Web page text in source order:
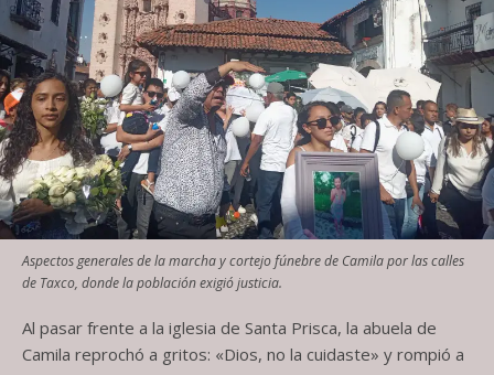
Aspectos generales de la marcha y cortejo fúnebre de Camila por las calles
de Taxco, donde la población exigió justicia.
Al pasar frente a la iglesia de Santa Prisca, la abuela de
Camila reprochó a gritos: «Dios, no la cuidaste» y rompió a